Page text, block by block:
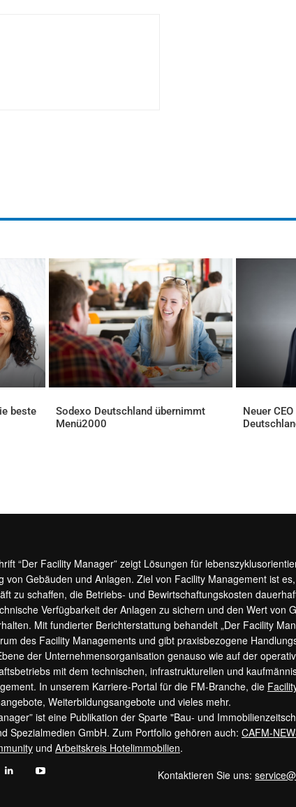
beste
Sodexo Deutschland übernimmt
Menü2000
Neuer
“Der Facility Manager” zeigt Lösungen für
von Gebäuden und Anlagen. Ziel von Facility Management ist
zu schaffen, die Betriebs- und Bewirtschaftungskosten
Verfügbarkeit der Anlagen zu sichern und den Wert von
Mit fundierter Berichterstattung behandelt „Der Facility
des Facility Managements und gibt praxisbezogene
der Unternehmensorganisation genauso wie auf der
mit dem technischen, infrastrukturellen und
In unserem Karriere-Portal für die FM-Branche, die
Weiterbildungsangebote und vieles mehr.
ist eine Publikation der Sparte "Bau- und
Spezialmedien GmbH. Zum Portfolio gehören auch: CAFM-
und Arbeitskreis Hotelimmobilien.
Kontaktieren Sie uns: